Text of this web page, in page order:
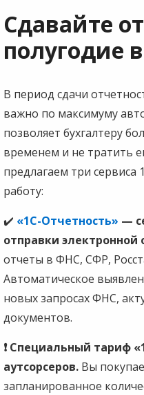
Сдавайте
полугодие
В период сдачи
важно по максимуму
позволяет бухгалтеру
временем и не тратить
предлагаем три сервиса
работу:
✔️ «1С-Отчетность» —
отправки электронной
отчеты в ФНС, СФР,
Автоматическое
новых запросах ФНС,
документов.
❗ Специальный тариф
аутсорсеров. Вы
запланированное